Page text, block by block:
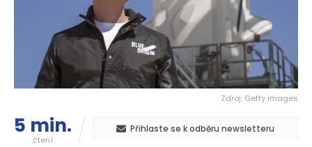
Zdroj: Getty images
5 min.
čtení
Přihlaste se k odběru newsletteru